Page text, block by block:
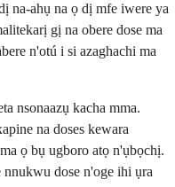
na-ahụ na ọ dị mfe iwere ya
gị na obere dose ma
n'otú i si azaghachi ma
nsonaazụ kacha mma.
na doses kewara
ọ bụ ugboro atọ n'ụbọchị.
dose n'oge ihi ụra